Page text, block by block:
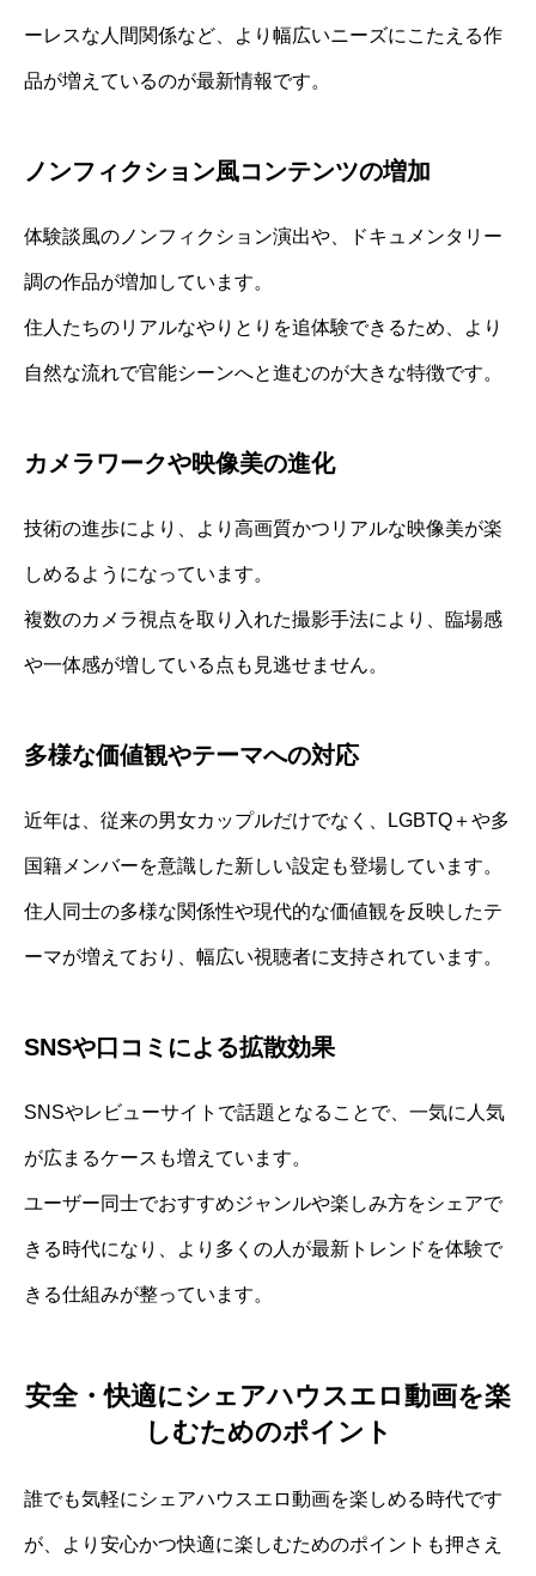
ーレスな人間関係など、より幅広いニーズにこたえる作
品が増えているのが最新情報です。
ノンフィクション風コンテンツの増加
体験談風のノンフィクション演出や、ドキュメンタリー
調の作品が増加しています。
住人たちのリアルなやりとりを追体験できるため、より
自然な流れで官能シーンへと進むのが大きな特徴です。
カメラワークや映像美の進化
技術の進歩により、より高画質かつリアルな映像美が楽
しめるようになっています。
複数のカメラ視点を取り入れた撮影手法により、臨場感
や一体感が増している点も見逃せません。
多様な価値観やテーマへの対応
近年は、従来の男女カップルだけでなく、LGBTQ＋や多
国籍メンバーを意識した新しい設定も登場しています。
住人同士の多様な関係性や現代的な価値観を反映したテ
ーマが増えており、幅広い視聴者に支持されています。
SNSや口コミによる拡散効果
SNSやレビューサイトで話題となることで、一気に人気
が広まるケースも増えています。
ユーザー同士でおすすめジャンルや楽しみ方をシェアで
きる時代になり、より多くの人が最新トレンドを体験で
きる仕組みが整っています。
安全・快適にシェアハウスエロ動画を楽
しむためのポイント
誰でも気軽にシェアハウスエロ動画を楽しめる時代です
が、より安心かつ快適に楽しむためのポイントも押さえ